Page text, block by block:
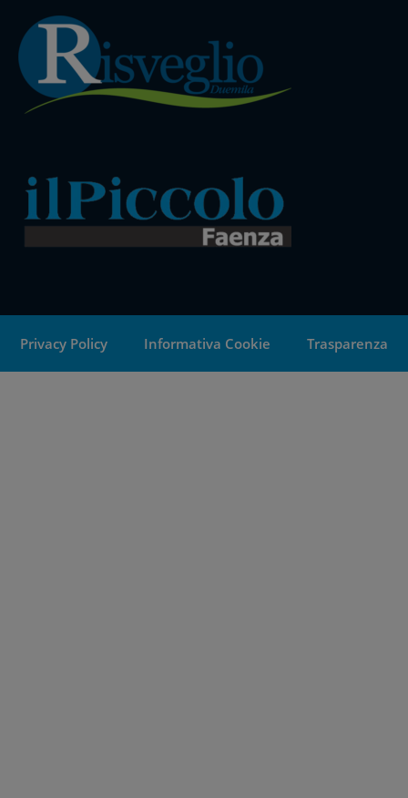
Privacy Policy Informativa Cookie Trasparenza